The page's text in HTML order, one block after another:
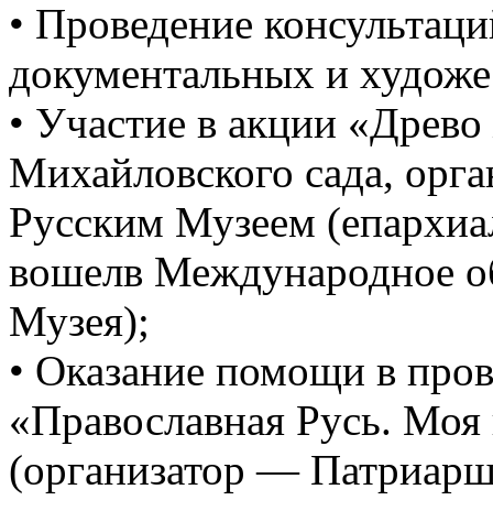
• Проведение
документальных и
• Участие в акции
Михайловского сада,
Русским Музеем
вошелв Международное
Музея);
• Оказание помощи в
«Православная Русь.
(организатор —